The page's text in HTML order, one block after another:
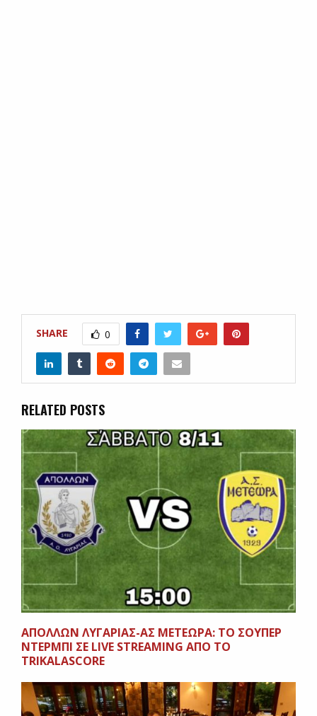
SHARE 0
RELATED POSTS
ΑΠΟΛΛΩΝ ΛΥΓΑΡΙΑΣ-ΑΣ ΜΕΤΕΩΡΑ: ΤΟ ΣΟΥΠΕΡ
ΝΤΕΡΜΠΙ ΣΕ LIVE STREAMING ΑΠΟ ΤΟ
TRIKALASCORE